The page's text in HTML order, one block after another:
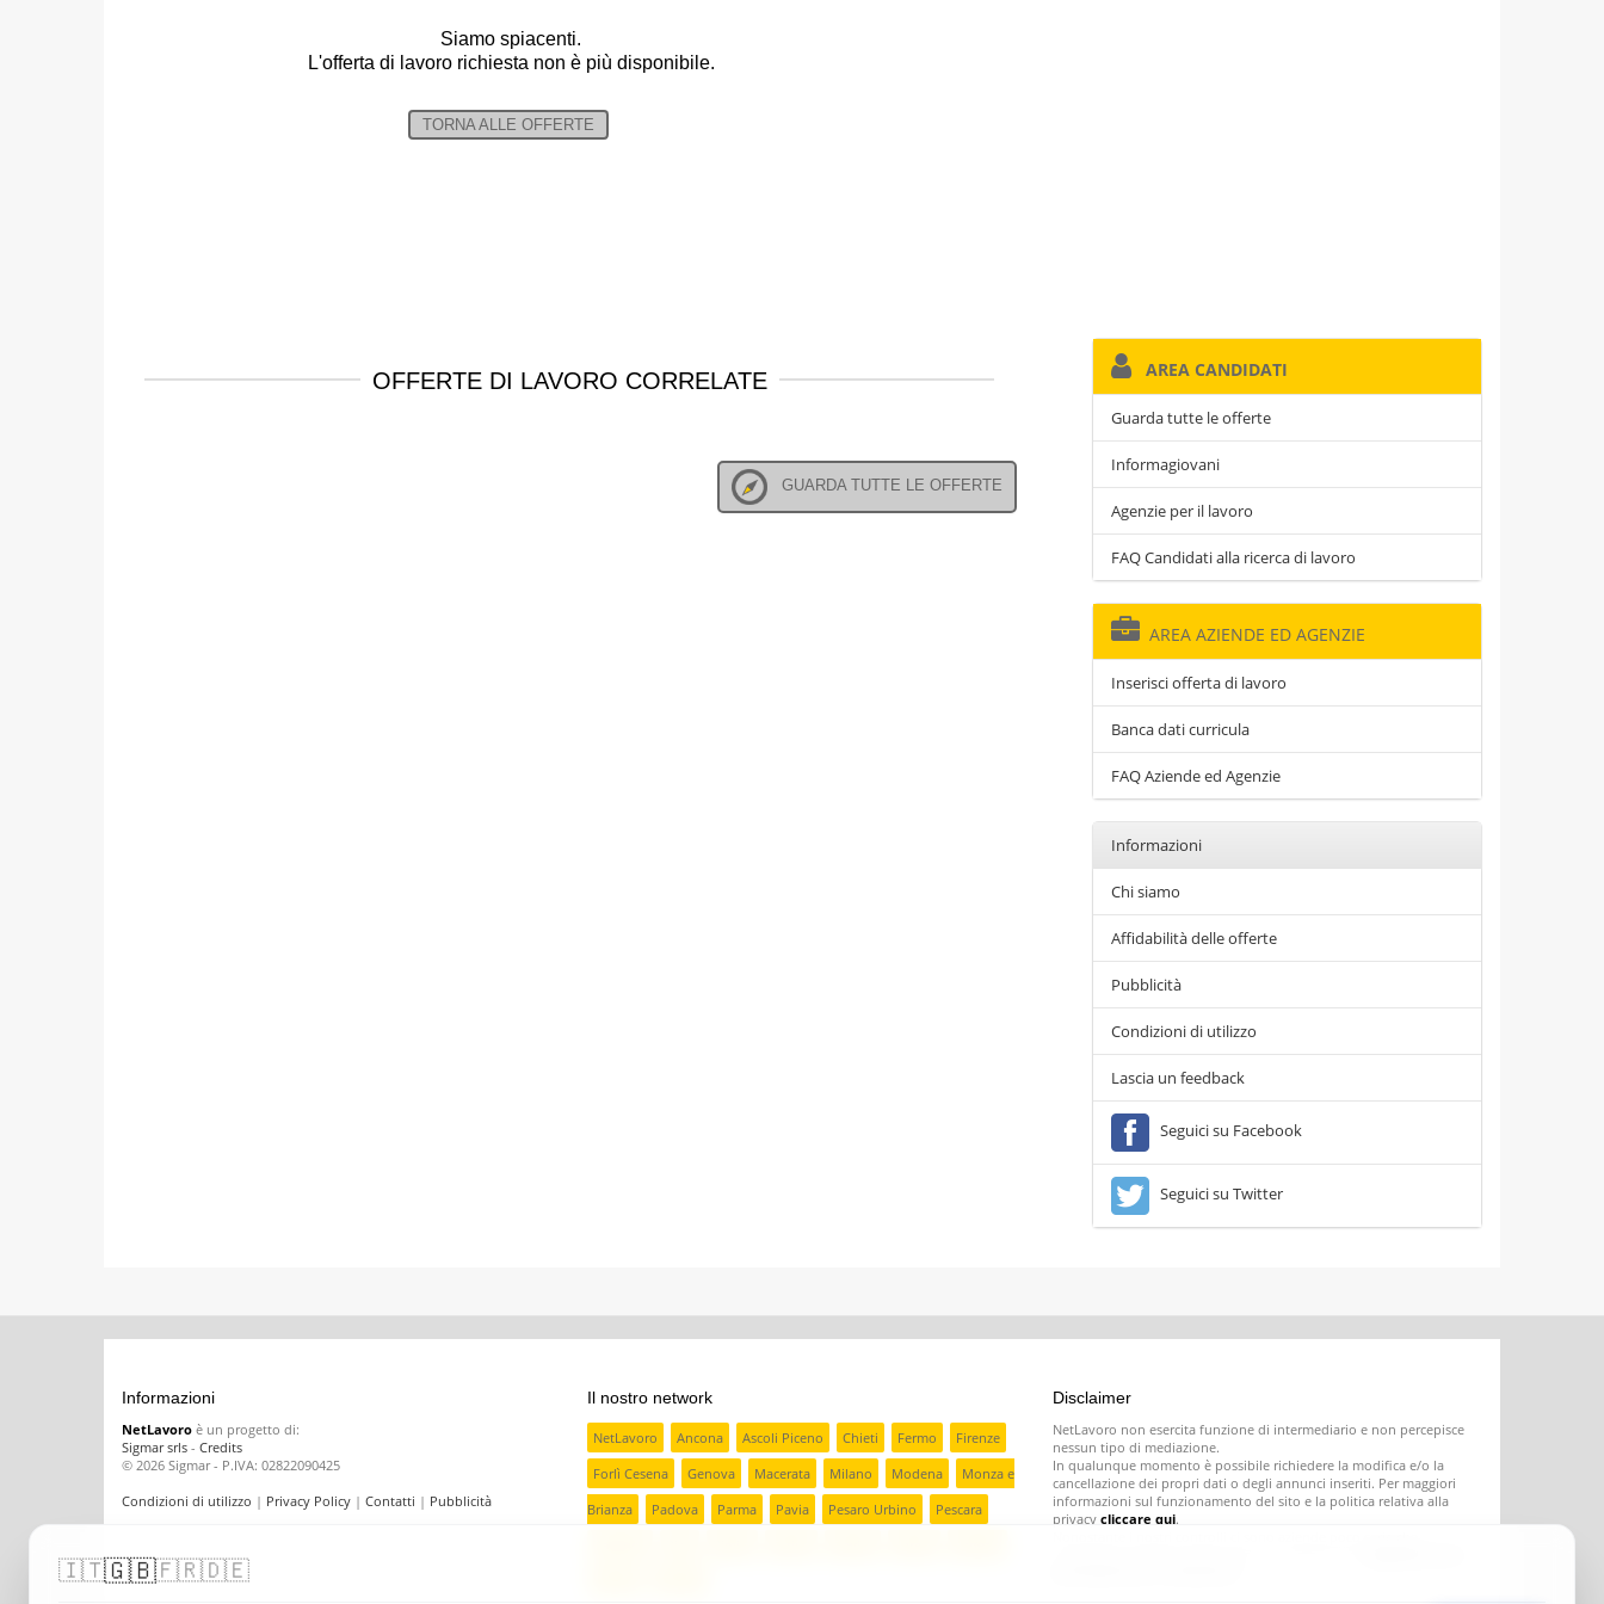
Siamo spiacenti.
L'offerta di lavoro richiesta non è più disponibile.
TORNA ALLE OFFERTE
OFFERTE DI LAVORO CORRELATE
GUARDA TUTTE LE OFFERTE
AREA CANDIDATI
Guarda tutte le offerte
Informagiovani
Agenzie per il lavoro
FAQ Candidati alla ricerca di lavoro
AREA AZIENDE ED AGENZIE
Inserisci offerta di lavoro
Banca dati curricula
FAQ Aziende ed Agenzie
Informazioni
Chi siamo
Affidabilità delle offerte
Pubblicità
Condizioni di utilizzo
Lascia un feedback
Seguici su Facebook
Seguici su Twitter
Informazioni
NetLavoro è un progetto di:
Sigmar srls - Credits
© 2026 Sigmar - P.IVA: 02822090425
Condizioni di utilizzo | Privacy Policy | Contatti | Pubblicità
Il nostro network
NetLavoro Ancona Ascoli Piceno Chieti Fermo
Firenze
Forlì Cesena
Genova Macerata Milano Modena
Monza e
Brianza
Padova Parma Pavia Pesaro Urbino
Pescara
Disclaimer
NetLavoro non esercita funzione di intermediario e non percepisce
nessun tipo di mediazione.
In qualunque momento è possibile richiedere la modifica e/o la
cancellazione dei propri dati o degli annunci inseriti. Per maggiori
informazioni sul funzionamento del sito e la politica relativa alla
privacy cliccare qui.
🇮🇹🇬🇧🇫🇷🇩🇪